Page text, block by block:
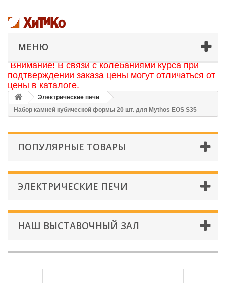
МЕНЮ
Внимание! В связи с колебаниями курса при
подтверждении заказа цены могут отличаться от
цены в каталоге.
Электрические печи
Набор камней кубической формы 20 шт. для Mythos EOS S35
ПОПУЛЯРНЫЕ ТОВАРЫ
ЭЛЕКТРИЧЕСКИЕ ПЕЧИ
НАШ ВЫСТАВОЧНЫЙ ЗАЛ